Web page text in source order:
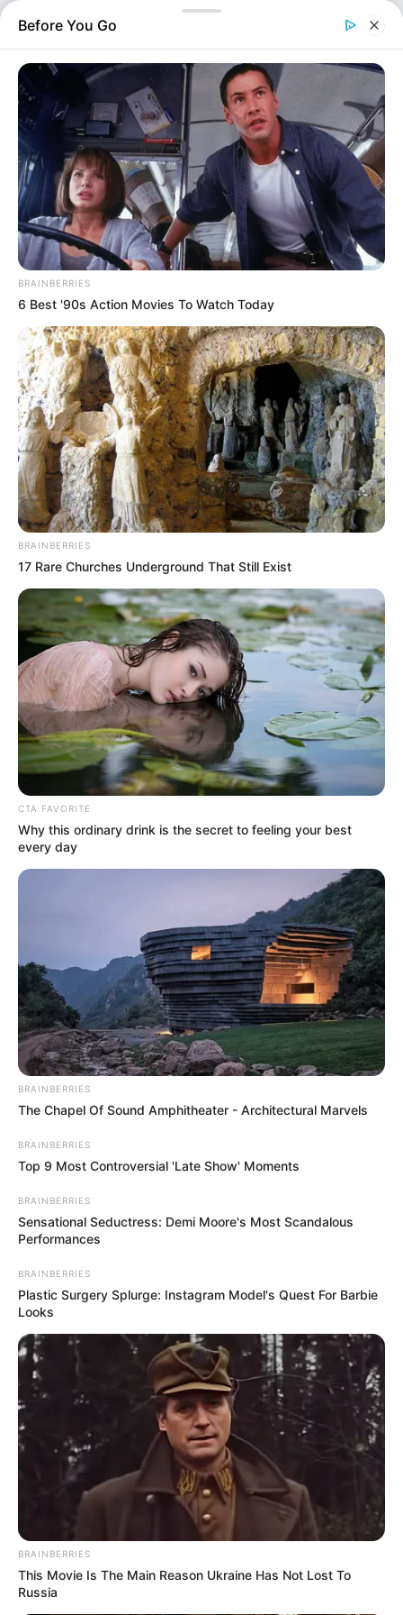
κρατικά Πανεπιστήμια. Τα νέα ιδρύματα, με έδρα την
Αθήνα και τη Θεσσαλονίκη, θα…
NT Επιμέλεια
Συντακτική Ομάδα
Δημοσίευση
29/08/2025, 12:23 · 12:23 ΜΜ
Τελευταία ενημέρωση
29/08/2025, 12:24 · 12:24 ΜΜ
Ελλάδα
Κοινοποίησε άρθρο
Προσθήκη τοnewstok.gr στην Google
Ανακαλύψτε περισσότερα άρθρα στα αποτελέσματα
αναζήτησης.
Σε μια εξέλιξη-ορόσημο για την ανώτατη
εκπαίδευση στην Ελλάδα, το Υπουργείο
Παιδείας, Θρησκευμάτων και Αθλητισμού
τεσσάρων αδειών εγκατάστασης και
λειτουργίας για μη κρατικά Πανεπιστήμια. Τα
νέα ιδρύματα, με έδρα την Αθήνα και τη
Θεσσαλονίκη, θα υποδεχθούν τους πρώτους
φοιτητές τους από το ακαδημαϊκό έτος 2025-
2026, σηματοδοτώντας το τέλος του κρατικού
μονοπωλίου στην τριτοβάθμια εκπαίδευση.
Οι σχετικές αποφάσεις υπογράφηκαν από τον
αρμόδιο Υφυπουργό Παιδείας, κ. Νίκο
Παπαϊωάννου, μετά από μια αυστηρή
διαδικασία αξιολόγησης που διασφάλισε την
πλήρωση υψηλών ακαδημαϊκών και κτιριακών
προδιαγραφών.
Before You Go
BRAINBERRIES
6 Best '90s Action Movies To Watch Today
BRAINBERRIES
17 Rare Churches Underground That Still Exist
CTA FAVORITE
Why this ordinary drink is the secret to feeling your best
every day
BRAINBERRIES
The Chapel Of Sound Amphitheater - Architectural Marvels
BRAINBERRIES
Top 9 Most Controversial 'Late Show' Moments
BRAINBERRIES
Sensational Seductress: Demi Moore's Most Scandalous
Performances
BRAINBERRIES
Plastic Surgery Splurge: Instagram Model's Quest For Barbie
Looks
BRAINBERRIES
This Movie Is The Main Reason Ukraine Has Not Lost To
Russia